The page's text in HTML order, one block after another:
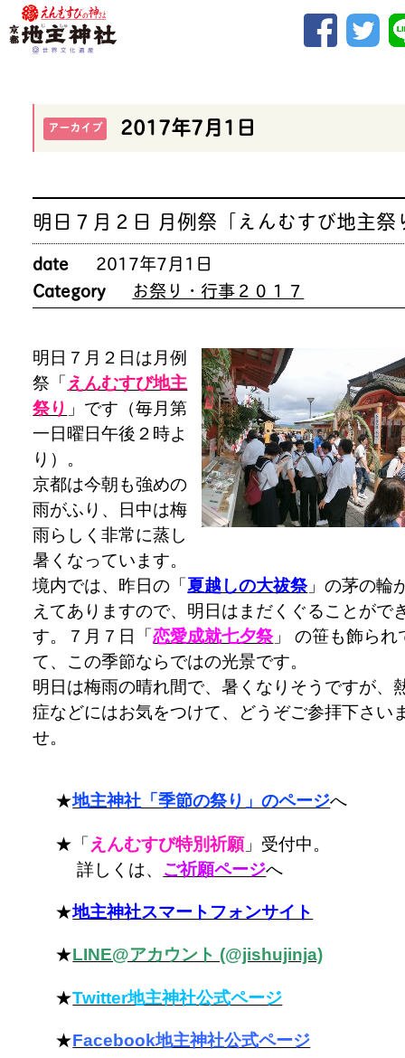
アーカイブ 2017年7月1日
明日７月２日 月例祭「えんむすび地主祭
date
2017年7月1日
Category
お祭り・行事２０１７
明日７月２日は月例
祭「 えんむすび地主
祭り 」です（毎月第
一日曜日午後２時よ
り）。
京都は今朝も強めの
雨がふり、日中は梅
雨らしく非常に蒸し
暑くなっています。
境内では、昨日の「夏越しの大祓祭」の茅の輪
えてありますので、明日はまだくぐることがで
す。７月７日「恋愛成就七夕祭」 の笹も飾られ
て、この季節ならではの光景です。
明日は梅雨の晴れ間で、暑くなりそうですが、
症などにはお気をつけて、どうぞご参拝下さい
せ。
★地主神社「季節の祭り」のページへ
★「 えんむすび特別祈願」受付中。
詳しくは、 ご祈願ページへ
★地主神社スマートフォンサイト
★LINE@アカウント (@jishujinja)
★Twitter地主神社公式ページ
★Facebook地主神社公式ページ